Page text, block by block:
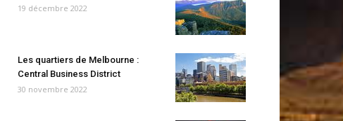
19 décembre 2022
Les quartiers de Melbourne :
Central Business District
30 novembre 2022